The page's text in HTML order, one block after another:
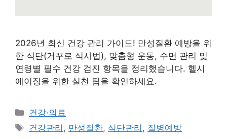
2026년 최신 건강 관리 가이드! 만성질환 예방을 위
한 식단(거꾸로 식사법), 맞춤형 운동, 수면 관리 및
연령별 필수 건강 검진 항목을 정리했습니다. 헬시
에이징을 위한 실천 팁을 확인하세요.
카
테
건강·의료
태
건강관리 , 만성질환, 식단관리 , 질병예방